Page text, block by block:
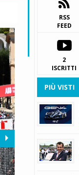
RSS
FEED
2
ISCRITTI
PIÙ VISTI